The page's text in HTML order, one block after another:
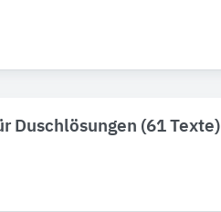
Duschlösungen (61 Texte)